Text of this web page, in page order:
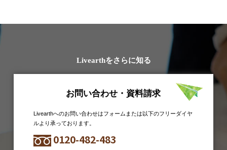
Livearthをさらに知る
お問い合わせ・資料請求
Livearthへのお問い合わせはフォームまたは以下のフリーダイヤ
ルより承っております。
0120-482-483